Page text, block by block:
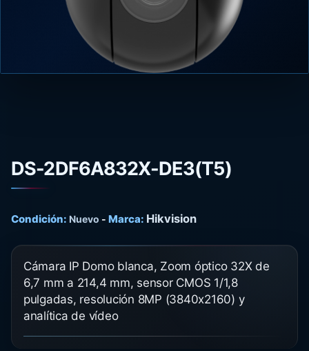
DS-2DF6A832X-DE3(T5)
Condición: Nuevo - Marca: Hikvision
Cámara IP Domo blanca, Zoom óptico 32X de
6,7 mm a 214,4 mm, sensor CMOS 1/1,8
pulgadas, resolución 8MP (3840x2160) y
analítica de vídeo